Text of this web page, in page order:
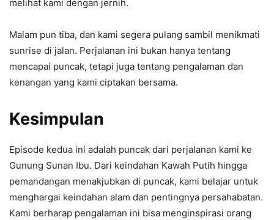
melihat kami dengan jernih.
Malam pun tiba, dan kami segera pulang sambil menikmati
sunrise di jalan. Perjalanan ini bukan hanya tentang
mencapai puncak, tetapi juga tentang pengalaman dan
kenangan yang kami ciptakan bersama.
Kesimpulan
Episode kedua ini adalah puncak dari perjalanan kami ke
Gunung Sunan Ibu. Dari keindahan Kawah Putih hingga
pemandangan menakjubkan di puncak, kami belajar untuk
menghargai keindahan alam dan pentingnya persahabatan.
Kami berharap pengalaman ini bisa menginspirasi orang